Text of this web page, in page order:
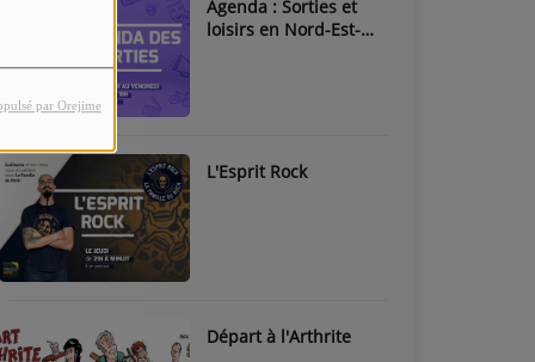
par Orejime
Agenda : Sorties et
loisirs en Nord-Est-
L'Esprit Rock
Départ à l'Arthrite